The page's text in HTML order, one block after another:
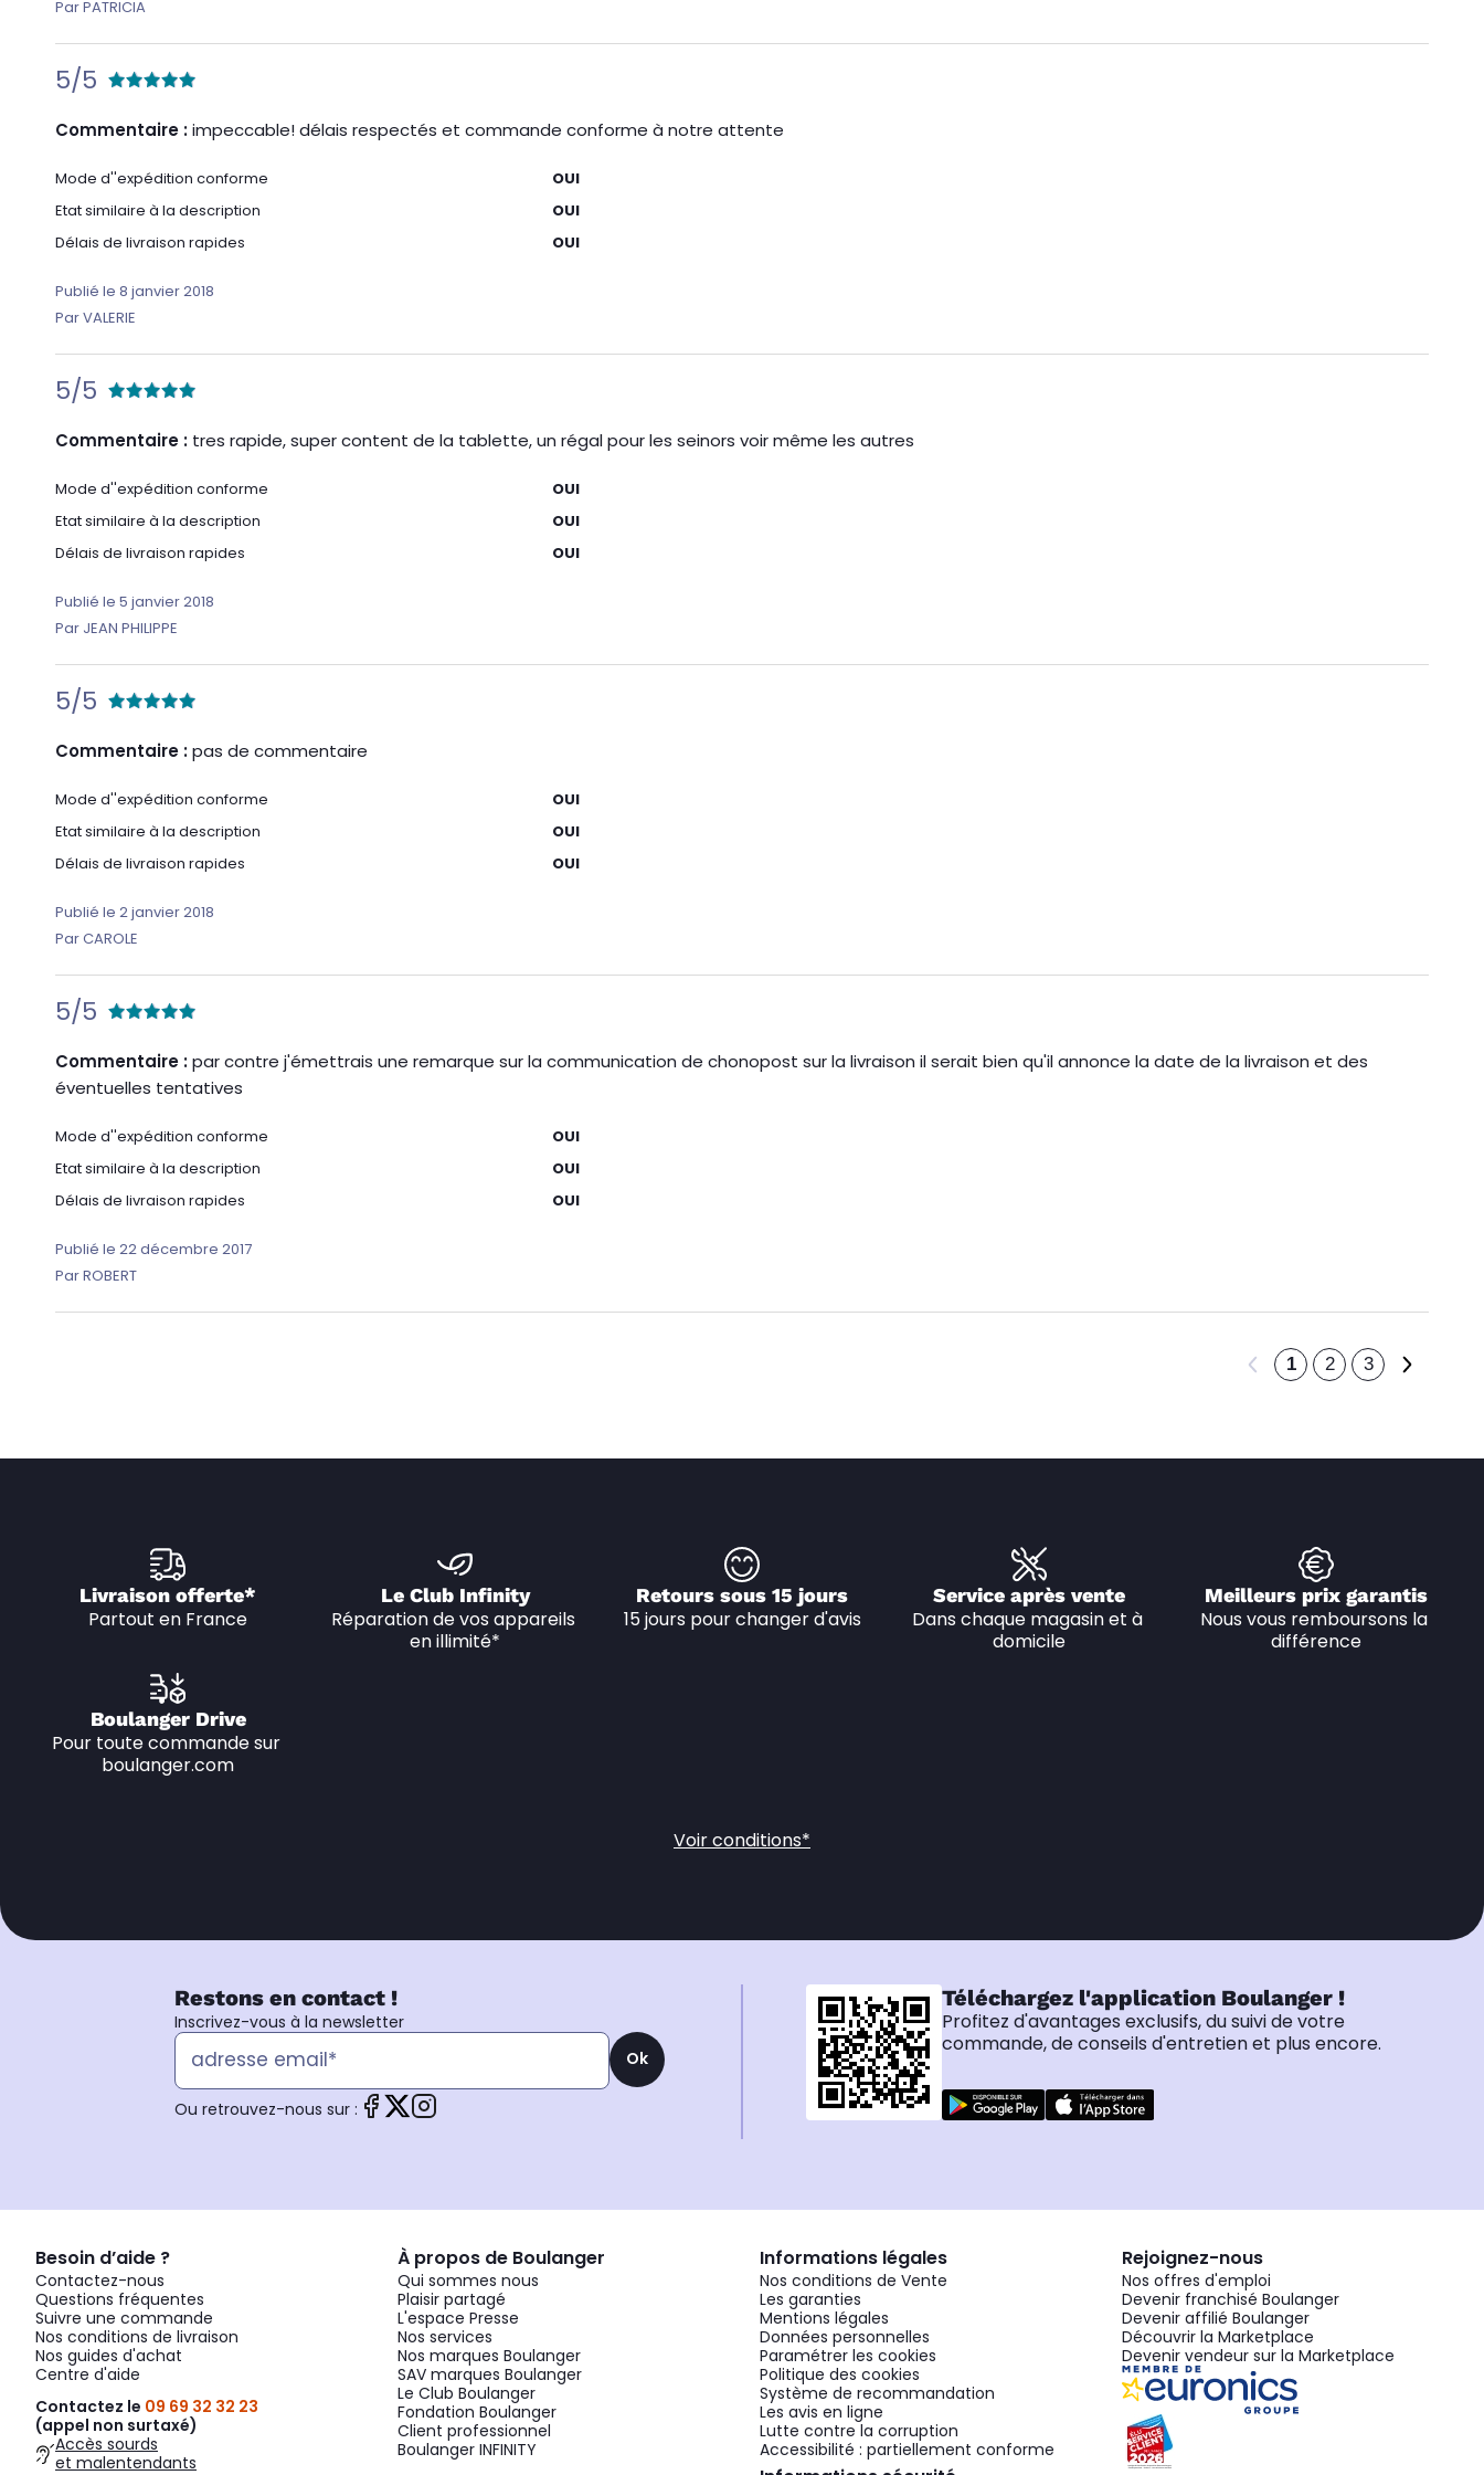
Par PATRICIA
5/5
Commentaire :impeccable! délais respectés et commande conforme à notre attente
Mode d''expédition conforme
OUI
Etat similaire à la description
OUI
Délais de livraison rapides
OUI
Publié le 8 janvier 2018
Par VALERIE
5/5
Commentaire : tres rapide, super content de la tablette, un régal pour les seinors voir même les autres
Mode d''expédition conforme
OUI
Etat similaire à la description
OUI
Délais de livraison rapides
OUI
Publié le 5 janvier 2018
Par JEAN PHILIPPE
5/5
Commentaire :pas de commentaire
Mode d''expédition conforme
OUI
Etat similaire à la description
OUI
Délais de livraison rapides
OUI
Publié le 2 janvier 2018
Par CAROLE
5/5
Commentaire :par contre j'émettrais une remarque sur la communication de chonopost sur la livraison il serait bien qu'il annonce la date de la livraison et des
éventuelles tentatives
Mode d''expédition conforme
OUI
Etat similaire à la description
OUI
Délais de livraison rapides
OUI
Publié le 22 décembre 2017
Par ROBERT
Livraison offerte*
Partout en France
Le Club Infinity
Réparation de vos appareils
en illimité*
Retours sous 15 jours
15 jours pour changer d'avis
Service après vente
Dans chaque magasin et à
domicile
Meilleurs prix garantis
Nous vous remboursons la
différence
Boulanger Drive
Pour toute commande sur
boulanger.com
Voir conditions*
Restons en contact !
Inscrivez-vous à la newsletter
Ok
Ou retrouvez-nous sur :
Téléchargez l'application Boulanger !
Profitez d'avantages exclusifs, du suivi de votre
commande, de conseils d'entretien et plus encore.
Besoin d’aide ?
Contactez-nous
Questions fréquentes
Suivre une commande
Nos conditions de livraison
Nos guides d'achat
Centre d'aide
Contactez le 09 69 32 32 23
(appel non surtaxé)
Accès sourds
et malentendants
À propos de Boulanger
Qui sommes nous
Plaisir partagé
L'espace Presse
Nos services
Nos marques Boulanger
SAV marques Boulanger
Le Club Boulanger
Fondation Boulanger
Client professionnel
Boulanger INFINITY
Informations légales
Nos conditions de Vente
Les garanties
Mentions légales
Données personnelles
Paramétrer les cookies
Politique des cookies
Système de recommandation
Les avis en ligne
Lutte contre la corruption
Accessibilité : partiellement conforme
Rejoignez-nous
Nos offres d'emploi
Devenir franchisé Boulanger
Devenir affilié Boulanger
Découvrir la Marketplace
Devenir vendeur sur la Marketplace